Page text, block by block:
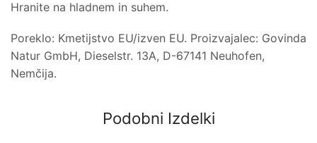
Hranite na hladnem in suhem.
Poreklo: Kmetijstvo EU/izven EU. Proizvajalec: Govinda
Natur GmbH, Dieselstr. 13A, D-67141 Neuhofen,
Nemčija.
Podobni Izdelki